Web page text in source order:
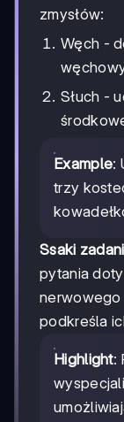
zmysłów:
Węch -
Słuch -
Example:
trzy
Ssaki
pytania
nerwowego
podkreśla
Highlight: